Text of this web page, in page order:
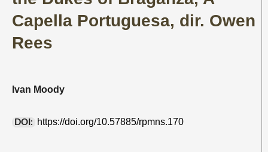
Capella Portuguesa, dir. Owen
Rees
Ivan Moody
DOI: https://doi.org/10.57885/rpmns.170